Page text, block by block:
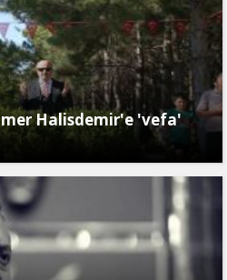
Halisdemir'e 'vefa'